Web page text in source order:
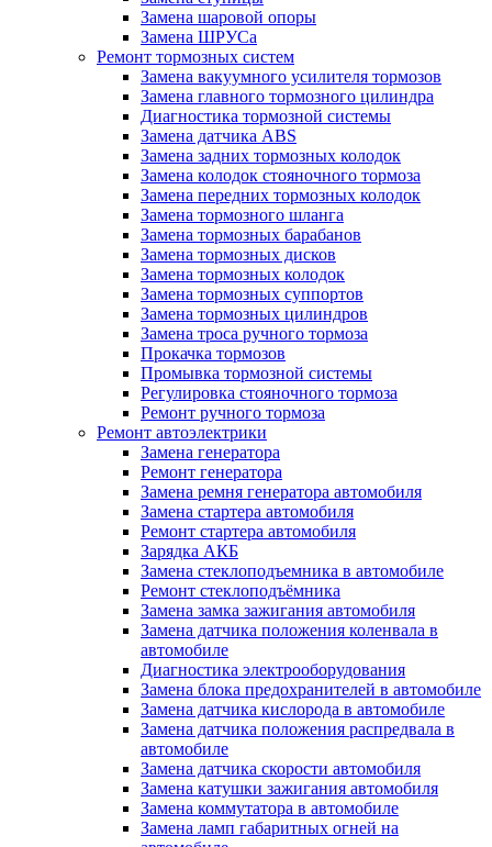
Замена шаровой опоры
Замена ШРУСа
Ремонт тормозных систем
Замена вакуумного усилителя тормозов
Замена главного тормозного цилиндра
Диагностика тормозной системы
Замена датчика ABS
Замена задних тормозных колодок
Замена колодок стояночного тормоза
Замена передних тормозных колодок
Замена тормозного шланга
Замена тормозных барабанов
Замена тормозных дисков
Замена тормозных колодок
Замена тормозных суппортов
Замена тормозных цилиндров
Замена троса ручного тормоза
Прокачка тормозов
Промывка тормозной системы
Регулировка стояночного тормоза
Ремонт ручного тормоза
Ремонт автоэлектрики
Замена генератора
Ремонт генератора
Замена ремня генератора автомобиля
Замена стартера автомобиля
Ремонт стартера автомобиля
Зарядка АКБ
Замена стеклоподъемника в автомобиле
Ремонт стеклоподъёмника
Замена замка зажигания автомобиля
Замена датчика положения коленвала в
автомобиле
Диагностика электрооборудования
Замена блока предохранителей в автомобиле
Замена датчика кислорода в автомобиле
Замена датчика положения распредвала в
автомобиле
Замена датчика скорости автомобиля
Замена катушки зажигания автомобиля
Замена коммутатора в автомобиле
Замена ламп габаритных огней на